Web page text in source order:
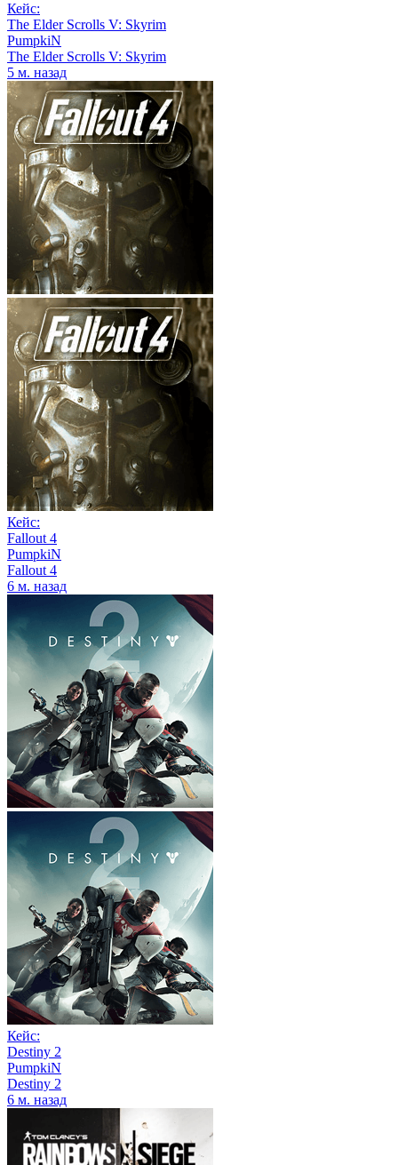
Кейс:
The Elder Scrolls V: Skyrim
PumpkiN
The Elder Scrolls V: Skyrim
5 м. назад
Кейс:
Fallout 4
PumpkiN
Fallout 4
6 м. назад
Кейс:
Destiny 2
PumpkiN
Destiny 2
6 м. назад